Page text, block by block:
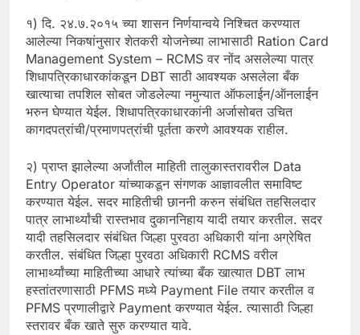
१) दि. २४.७.२०१५ च्या शासन निर्णयान्वये निश्चित करण्यात
आलेल्या निकषांनुसार शेतकरी योजनेच्या लाभासाठी Ration Card
Management System – RCMS वर नोंद असलेल्या पात्र
शिधापत्रिकाधारकांकडून DBT साठी आवश्यक असलेला बँक
खात्याचा तपशिल सोबत जोडलेल्या नमुन्यात ऑफलाईन/ऑनलाईन
भरुन घेण्यात येईल. शिधापत्रिकाधारकांनी अर्जासोबत उचित
कागदपत्रांची/प्रमाणपत्रांची पूर्तता करणे आवश्यक राहील.
२) प्राप्त झालेल्या अर्जांतील माहिती तालुकास्तरावरील Data
Entry Operator यांच्याकडून संगणक आज्ञावलीत समाविष्ट
करण्यात येईल. सदर माहितीची छाननी करुन संबंधित तहसिलदार
पात्र लाभार्थ्यांची रास्तभाव दुकाननिहाय यादी तयार करतील. सदर
यादी तहसिलदार संबंधित जिल्हा पुरवठा अधिकारी यांना अग्रेषित
करतील. संबंधित जिल्हा पुरवठा अधिकारी RCMS वरील
लाभार्थ्यांच्या माहितीच्या आधारे त्यांच्या बँक खात्यात DBT लाभ
हस्तांतरणासाठी PFMS मध्ये Payment File तयार करतील व
PFMS प्रणालीद्वारे Payment करण्यात येईल. त्यासाठी जिल्हा
स्तरावर बँक खाते सुरु करण्यात यावे.